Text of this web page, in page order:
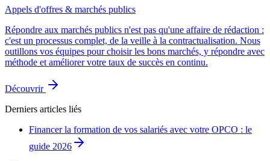
Appels d'offres & marchés publics
Répondre aux marchés publics n'est pas qu'une affaire de rédaction :
c'est un processus complet, de la veille à la contractualisation. Nous
outillons vos équipes pour choisir les bons marchés, y répondre avec
méthode et améliorer votre taux de succès en continu.
Découvrir
Derniers articles liés
Financer la formation de vos salariés avec votre OPCO : le
guide 2026